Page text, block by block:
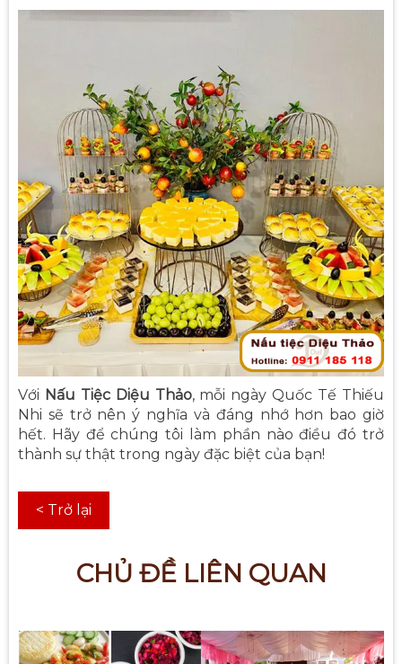
Với Nấu Tiệc Diệu Thảo, mỗi ngày Quốc Tế Thiếu
Nhi sẽ trở nên ý nghĩa và đáng nhớ hơn bao giờ
hết. Hãy để chúng tôi làm phần nào điều đó trở
thành sự thật trong ngày đặc biệt của bạn!
< Trở lại
CHỦ ĐỀ LIÊN QUAN